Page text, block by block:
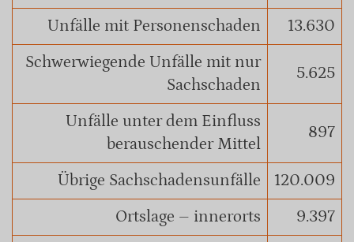
Unfälle mit Personenschaden
13.630
Schwerwiegende Unfälle mit nur
Sachschaden
5.625
Unfälle unter dem Einfluss
berauschender Mittel
897
Übrige Sachschadensunfälle
120.009
Ortslage – innerorts
9.397